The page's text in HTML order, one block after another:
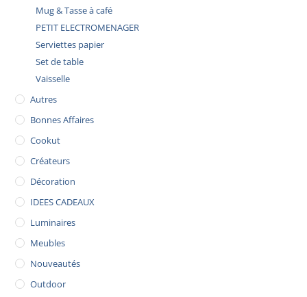
Mug & Tasse à café
PETIT ELECTROMENAGER
Serviettes papier
Set de table
Vaisselle
Autres
Bonnes Affaires
Cookut
Créateurs
Décoration
IDEES CADEAUX
Luminaires
Meubles
Nouveautés
Outdoor